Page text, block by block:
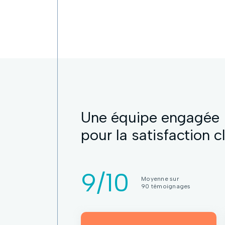
Une équipe engagée
pour la satisfaction
9/10
Moyenne sur
90 témoignages